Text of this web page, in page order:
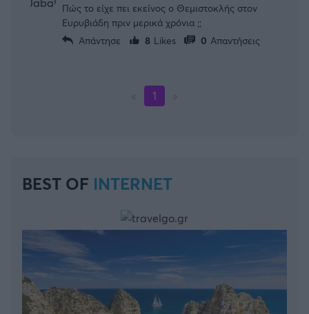
Πώς το είχε πει εκείνος ο Θεμιστοκλής στον
Ευρυβιάδη πριν μερικά χρόνια ;;
Απάντησε
8 Likes 0 Απαντήσεις
1
BEST OF INTERNET